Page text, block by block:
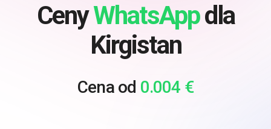
CenyWhatsAppdla
Kirgistan
Cena od 0.004 €